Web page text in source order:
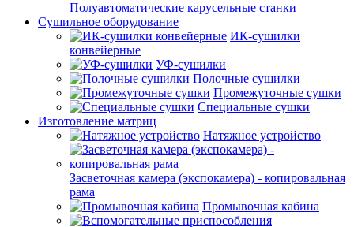
Полуавтоматические карусельные станки
Сушильное оборудование
ИК-сушилки
конвейерные
УФ-сушилки
Полочные сушилки
Промежуточные сушки
Специальные сушки
Изготовление матриц
Натяжное устройство
Засветочная камера (экспокамера) - копировальная
рама
Промывочная кабина